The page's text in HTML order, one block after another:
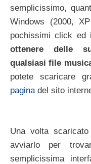
semplicissimo,
Windows (2000,
pochissimi click ed
ottenere delle
qualsiasi file
potete scaricare
paginadel sito
Una volta
avviarlo per
semplicissima